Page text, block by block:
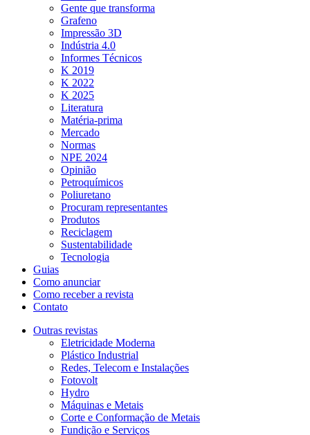
Gente que transforma
Grafeno
Impressão 3D
Indústria 4.0
Informes Técnicos
K 2019
K 2022
K 2025
Literatura
Matéria-prima
Mercado
Normas
NPE 2024
Opinião
Petroquímicos
Poliuretano
Procuram representantes
Produtos
Reciclagem
Sustentabilidade
Tecnologia
Guias
Como anunciar
Como receber a revista
Contato
Outras revistas
Eletricidade Moderna
Plástico Industrial
Redes, Telecom e Instalações
Fotovolt
Hydro
Máquinas e Metais
Corte e Conformação de Metais
Fundição e Serviços